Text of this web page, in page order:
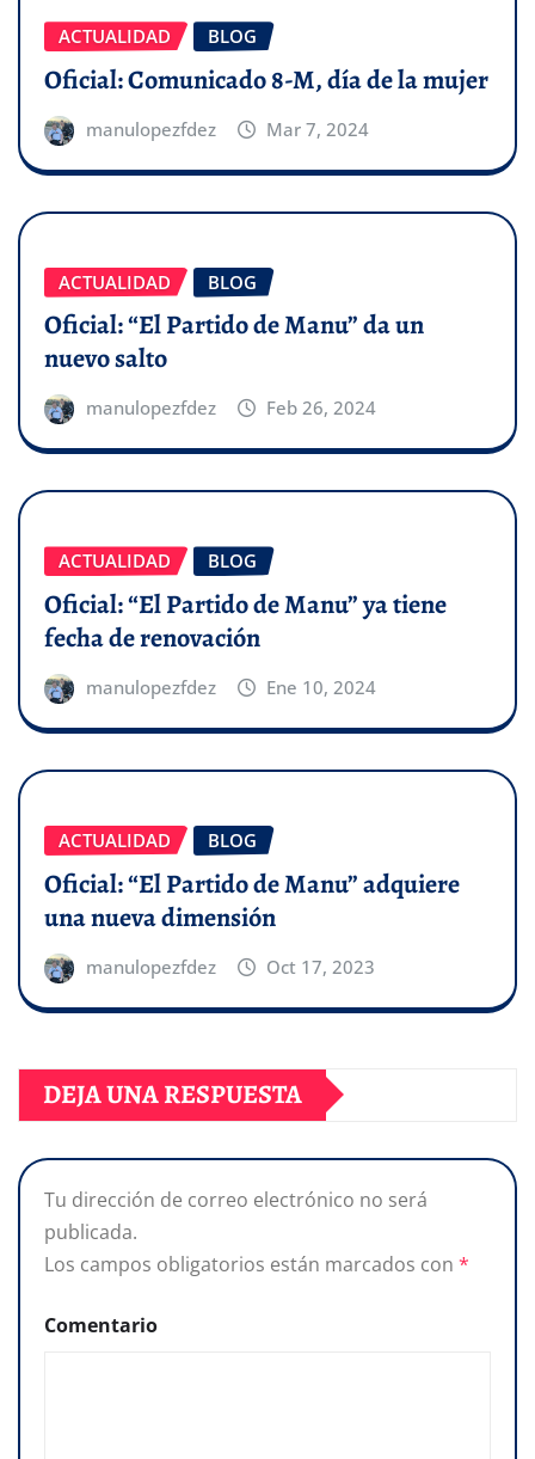
ACTUALIDAD BLOG
Oficial: Comunicado 8-M, día de la mujer
manulopezfdez Mar 7, 2024
ACTUALIDAD BLOG
Oficial: “El Partido de Manu” da un
nuevo salto
manulopezfdez Feb 26, 2024
ACTUALIDAD BLOG
Oficial: “El Partido de Manu” ya tiene
fecha de renovación
manulopezfdez Ene 10, 2024
ACTUALIDAD BLOG
Oficial: “El Partido de Manu” adquiere
una nueva dimensión
manulopezfdez Oct 17, 2023
DEJA UNA RESPUESTA
Tu dirección de correo electrónico no será
publicada.
Los campos obligatorios están marcados con *
Comentario